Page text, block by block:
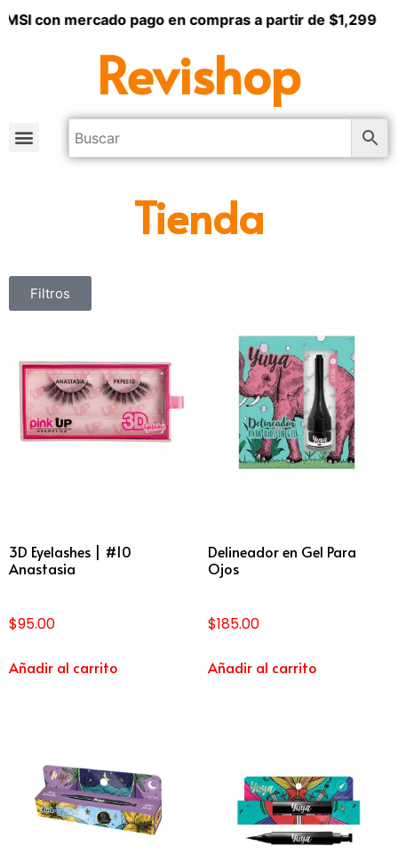
con mercado pago en compras a partir de $1,299
Revishop
Tienda
Filtros
3D Eyelashes | #10
Anastasia
$95.00
Añadir al carrito
Delineador en Gel Para
Ojos
$185.00
Añadir al carrito